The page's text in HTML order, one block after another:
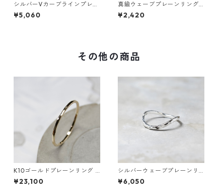
シルバーVカーブラインプレー
ンリング 1.5mm幅 鏡面｜FA-1
180
¥5,060
真鍮ウェーブプレーンリング
1.2mm幅 槌目｜FA-1011
¥2,420
その他の商品
K10ゴールドプレーンリング 1.
0mm幅 槌目 3号～27号｜WK
S PLANE RING 1.0 K10 hamm
¥23,100
シルバーウェーブプレーンリ
ング 1.8mm幅 槌目 3号～27号
｜WKH WAVE PLAIN RING 1.8
¥6,050